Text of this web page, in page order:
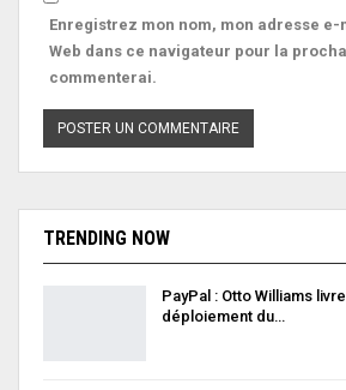
Enregistrez mon nom, mon adresse e-
Web dans ce navigateur pour la
commenterai.
TRENDING NOW
PayPal : Otto Williams
déploiement du…